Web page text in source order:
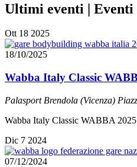
Ultimi eventi | Eventi
Ott 18 2025
18/10/2025
Wabba Italy Classic
Palasport Brendola (Vicenza)
Wabba Italy Classic WABBA
Dic 7 2024
07/12/2024